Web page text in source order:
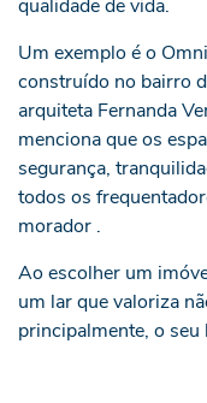
qualidade de vida.
Um exemplo é o
construído no bairro
arquiteta Fernanda
menciona que os
segurança,
todos os
morador .
Ao escolher um
um lar que valoriza
principalmente, o seu